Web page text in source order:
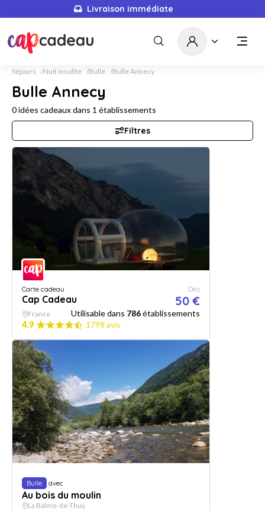
Livraison immédiate
Séjours Nuit insolite Bulle Bulle Annecy
Bulle Annecy
0idées cadeaux dans 1 établissements
Filtres
Carte cadeau
Cap Cadeau
Dès
50 €
France Utilisable dans 786établissements
4.9
1798 avis
Bulle avec
Au bois du moulin
La Balme-de-Thuy